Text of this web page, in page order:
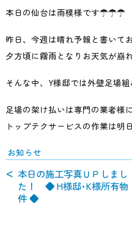
本日の仙台は雨模様です☂☂☂
昨日、今週は晴れ予報と書いて
夕方頃に霧雨となりお天気が崩
そんな中、Y様邸では外壁足場
足場の架け払いは専門の業者様
トップテクサービスの作業は
お知らせ
本日の施工写真ＵＰしまし
た！ ◆ H様邸･K様所有物
件 ◆